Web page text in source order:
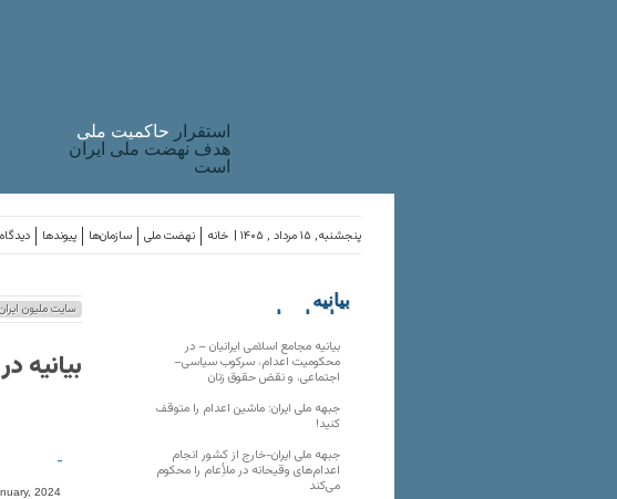
استقرار حاکميت ملی
هدف نهضت ملی ایران
است
پیوندها سازمان‌ها نهضت ملی خانه پنجشنبه, ۱۵ مرداد , ۱۴۰۵ |
سایت ملیون ایران
بیانیه
-
2024
بیانیه
سازمان‌های
بیانیه مجامع اسلامی ایرانیان – در
محکومیت اعدام، سرکوب سیاسی–
اجتماعی، و نقض حقوق زنان
جبهه ملی ایران: ماشین اعدام را متوقف
کنید!
جبهه ملی ایران-خارج از کشور انجام
اعدام‌های وقیحانه در ملأِعام را محکوم
می‌کند